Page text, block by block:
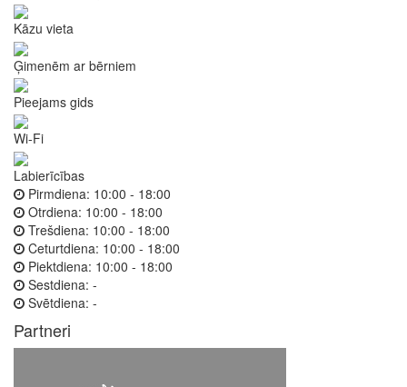
Kāzu vieta
Ģimenēm ar bērniem
Pieejams gids
Wi-Fi
Labierīcības
Pirmdiena: 10:00 - 18:00
Otrdiena: 10:00 - 18:00
Trešdiena: 10:00 - 18:00
Ceturtdiena: 10:00 - 18:00
Piektdiena: 10:00 - 18:00
Sestdiena: -
Svētdiena: -
Partneri